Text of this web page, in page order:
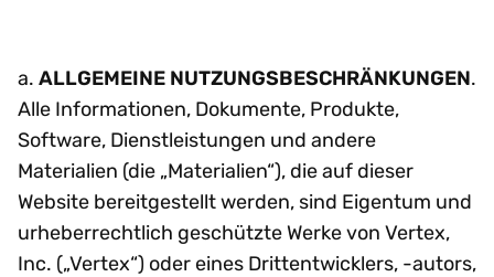
a. ALLGEMEINE NUTZUNGSBESCHRÄNKUNGEN.
Alle Informationen, Dokumente, Produkte,
Software, Dienstleistungen und andere
Materialien (die „Materialien“), die auf dieser
Website bereitgestellt werden, sind Eigentum und
urheberrechtlich geschützte Werke von Vertex,
Inc. („Vertex“) oder eines Drittentwicklers, -autors,